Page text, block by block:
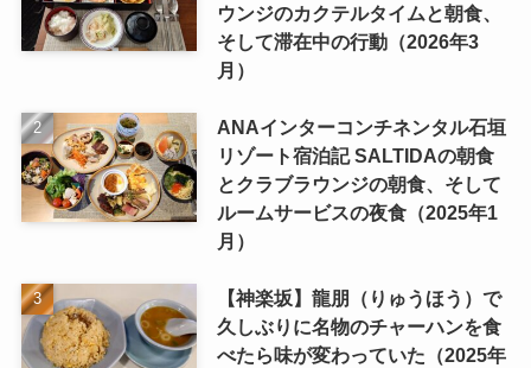
ウンジのカクテルタイムと朝食、
そして滞在中の行動（2026年3
月）
ANAインターコンチネンタル石垣
リゾート宿泊記 SALTIDAの朝食
とクラブラウンジの朝食、そして
ルームサービスの夜食（2025年1
月）
【神楽坂】龍朋（りゅうほう）で
久しぶりに名物のチャーハンを食
べたら味が変わっていた（2025年